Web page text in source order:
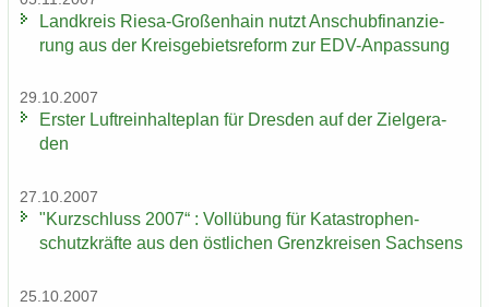
Land­kreis Riesa-​Großenhain nutzt An­schub­fi­nan­zie­
rung aus der Kreis­ge­biets­re­form zur EDV-​Anpassung
29.10.2007
Ers­ter Luft­rein­hal­te­plan für Dres­den auf der Ziel­ge­ra­
den
27.10.2007
"Kurz­schluss 2007“ : Voll­übung für Ka­ta­stro­phen­
schutz­kräf­te aus den öst­li­chen Grenz­krei­sen Sach­sens
25.10.2007